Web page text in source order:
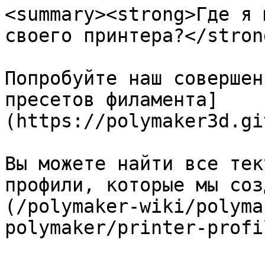
<summary><strong>Где
своего принтера?</
Попробуйте наш
пресетов филамента]
(https://
Вы можете найти все
профили, которые мы
(/polymaker-wiki/
polymaker/printer-